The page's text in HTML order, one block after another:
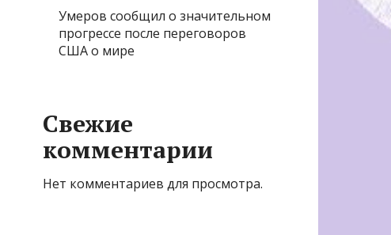
Умеров сообщил о значительном
прогрессе после переговоров
США о мире
Свежие
комментарии
Нет комментариев для просмотра.